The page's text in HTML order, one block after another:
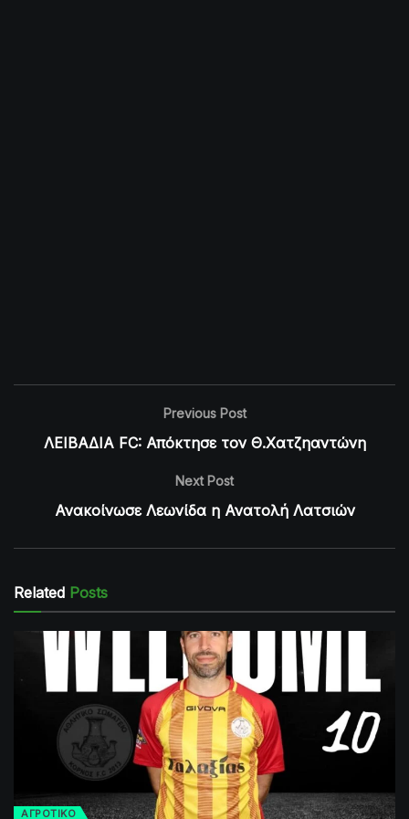
Previous Post
ΛΕΙΒΑΔΙΑ FC: Απόκτησε τον Θ.Χατζηαντώνη
Next Post
Ανακοίνωσε Λεωνίδα η Ανατολή Λατσιών
Related Posts
ΑΓΡΟΤΙΚΟ